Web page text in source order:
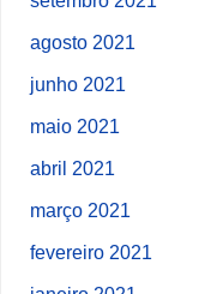
agosto 2021
junho 2021
maio 2021
abril 2021
março 2021
fevereiro 2021